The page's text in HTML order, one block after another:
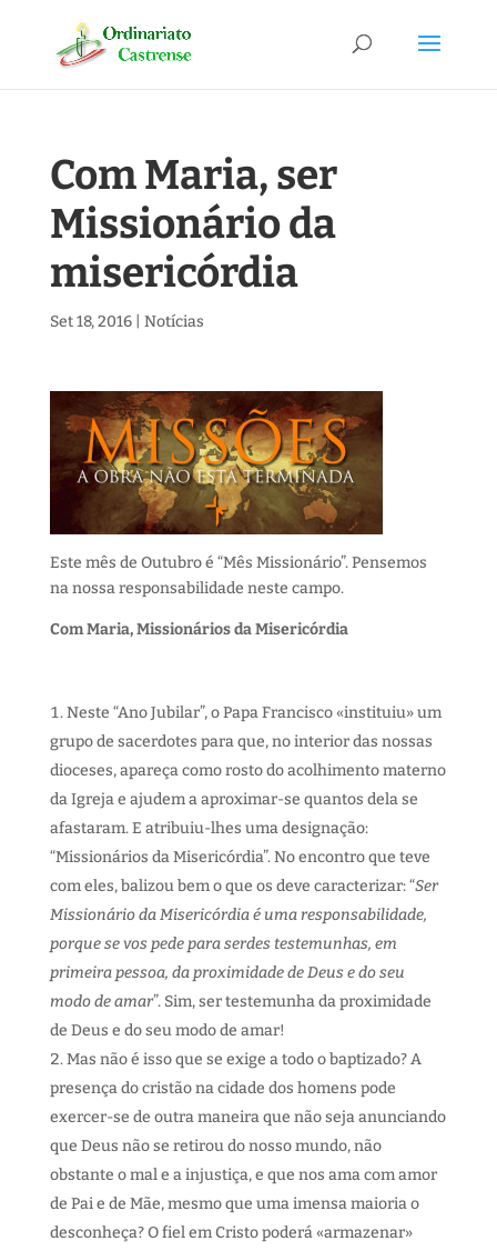
Com Maria, ser
Missionário da
misericórdia
Set 18, 2016| Notícias
Este mês de Outubro é “Mês Missionário”. Pensemos
na nossa responsabilidade neste campo.
Com Maria, Missionários da Misericórdia
Neste “Ano Jubilar”, o Papa Francisco «instituiu» um
grupo de sacerdotes para que, no interior das nossas
dioceses, apareça como rosto do acolhimento materno
da Igreja e ajudem a aproximar-se quantos dela se
afastaram. E atribuiu-lhes uma designação:
“Missionários da Misericórdia”. No encontro que teve
com eles, balizou bem o que os deve caracterizar: “Ser
Missionário da Misericórdia é uma responsabilidade,
porque se vos pede para serdes testemunhas, em
primeira pessoa, da proximidade de Deus e do seu
modo de amar”. Sim, ser testemunha da proximidade
de Deus e do seu modo de amar!
Mas não é isso que se exige a todo o baptizado? A
presença do cristão na cidade dos homens pode
exercer-se de outra maneira que não seja anunciando
que Deus não se retirou do nosso mundo, não
obstante o mal e a injustiça, e que nos ama com amor
de Pai e de Mãe, mesmo que uma imensa maioria o
desconheça? O fiel em Cristo poderá «armazenar»